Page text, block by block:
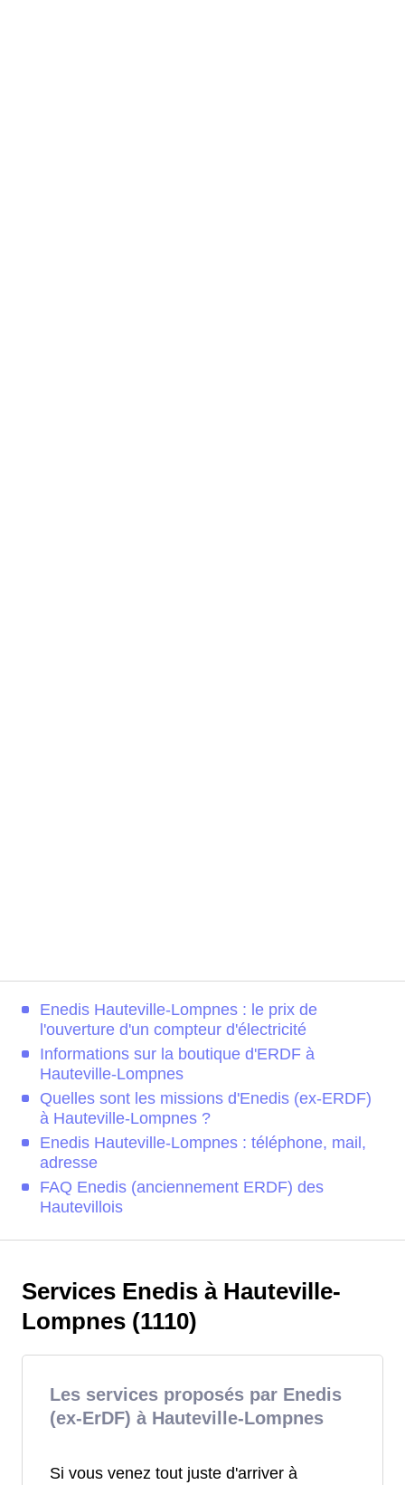
Enedis Hauteville-Lompnes : le prix de
l'ouverture d'un compteur d'électricité
Informations sur la boutique d'ERDF à
Hauteville-Lompnes
Quelles sont les missions d'Enedis (ex-ERDF)
à Hauteville-Lompnes ?
Enedis Hauteville-Lompnes : téléphone, mail,
adresse
FAQ Enedis (anciennement ERDF) des
Hautevillois
Services Enedis à Hauteville-
Lompnes (1110)
Les services proposés par Enedis
(ex-ErDF) à Hauteville-Lompnes
Si vous venez tout juste d'arriver à